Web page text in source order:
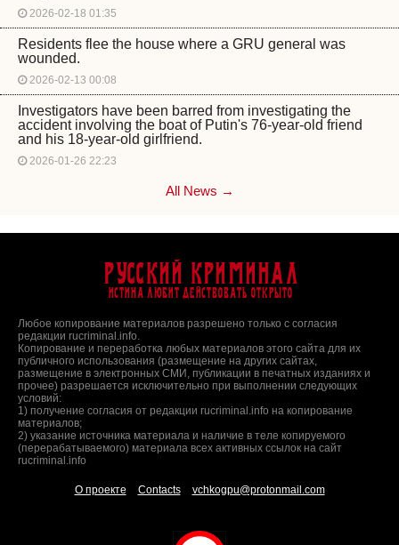
2026-02-18 01:35
Residents flee the house where a GRU general was
wounded.
2026-02-13 00:08
Investigators have been barred from investigating the
accident involving the boat of Putin's 76-year-old friend
and his 18-year-old girlfriend.
2026-01-26 22:23
All News →
Русский Криминал
Истина любит действовать открыто
Любое копирование материалов разрешено только с согласия
редакции rucriminal.info.
Копирование и переработка любых материалов этого сайта для их
публичного использования (размещение на других сайтах,
размещение в электронных СМИ, публикации в печатных изданиях и
прочее) разрешается исключительно при выполнении следующих
условий:
1) получение согласия от редакции rucriminal.info на копирование
материалов;
2) указание источника материала и наличие в теле копируемого
(перерабатываемого) материала всех активных ссылок на сайт
rucriminal.info
О проекте Contacts vchkogpu@protonmail.com